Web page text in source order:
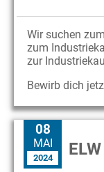
Wir suchen
zum
zur
Bewirb dich
08
MAI
2024